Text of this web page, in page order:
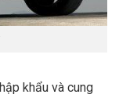
khẩu và cung